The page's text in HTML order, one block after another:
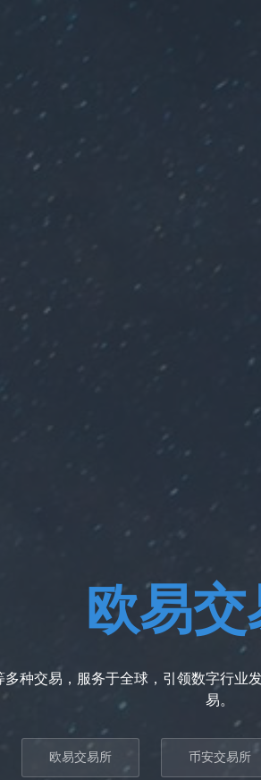
欧易
种交易，服务于全球，引领数字行
易。
欧易交易所 币安交易所